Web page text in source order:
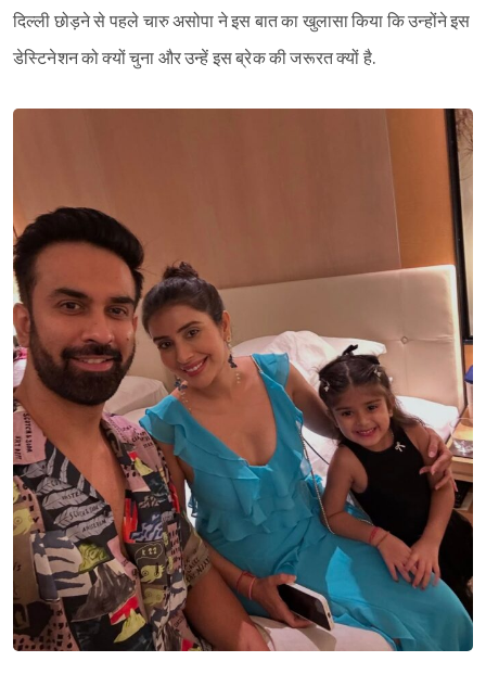
दिल्ली छोड़ने से पहले चारु असोपा ने इस बात का खुलासा किया कि उन्होंने इस
डेस्टिनेशन को क्यों चुना और उन्हें इस ब्रेक की जरूरत क्यों है.